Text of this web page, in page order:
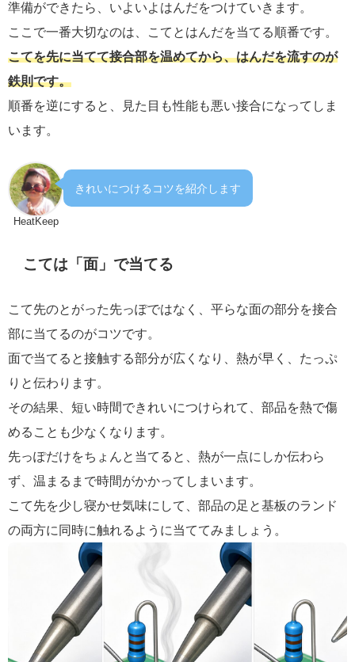
準備ができたら、いよいよはんだをつけていきます。
ここで一番大切なのは、こてとはんだを当てる順番です。
こてを先に当てて接合部を温めてから、はんだを流すのが
鉄則です。
順番を逆にすると、見た目も性能も悪い接合になってしま
います。
HeatKeep
きれいにつけるコツを紹介します
こては「面」で当てる
こて先のとがった先っぽではなく、平らな面の部分を接合
部に当てるのがコツです。
面で当てると接触する部分が広くなり、熱が早く、たっぷ
りと伝わります。
その結果、短い時間できれいにつけられて、部品を熱で傷
めることも少なくなります。
先っぽだけをちょんと当てると、熱が一点にしか伝わら
ず、温まるまで時間がかかってしまいます。
こて先を少し寝かせ気味にして、部品の足と基板のランド
の両方に同時に触れるように当ててみましょう。